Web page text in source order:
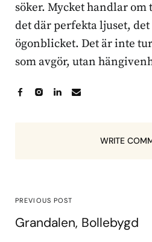
söker. Mycket handlar
det där perfekta ljuset, det
ögonblicket. Det är inte
som avgör, utan
WRITE
PREVIOUS POST
Grandalen, Bollebygd